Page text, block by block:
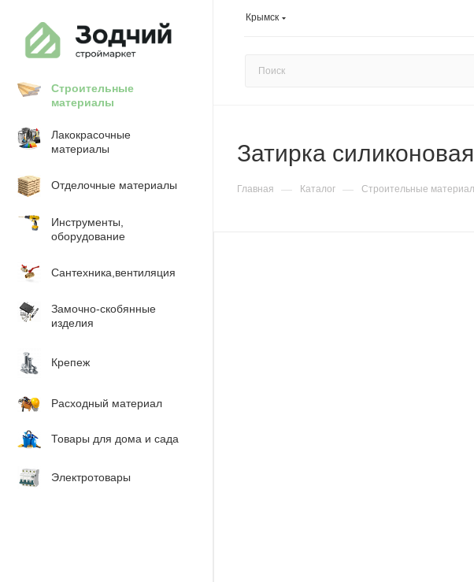
Крымск
Строительные
материалы
Лакокрасочные
материалы
Отделочные материалы
Инструменты,
оборудование
Сантехника,вентиляция
Замочно-скобянные
изделия
Крепеж
Расходный материал
Товары для дома и сада
Электротовары
Затирка
Главная — Каталог — Строительные